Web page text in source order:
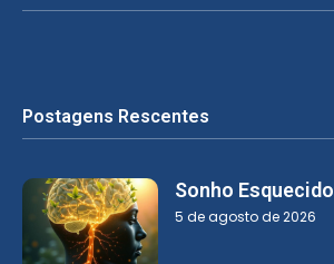
Postagens Rescentes
Sonho Esquecido
5 de agosto de 2026